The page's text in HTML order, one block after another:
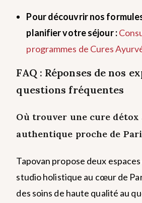
Pour découvrir nos
planifier votre séjour :
programmes de Cures
FAQ : Réponses de nos
questions fréquentes
Où trouver une cure détox
authentique proche de
Tapovan propose deux espaces
studio holistique au cœur de
des soins de haute qualité au